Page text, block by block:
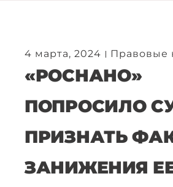
4 марта, 2024 Правовые
«РОСНАНО»
ПОПРОСИЛО
ПРИЗНАТЬ
ЗАНИЖЕНИЯ